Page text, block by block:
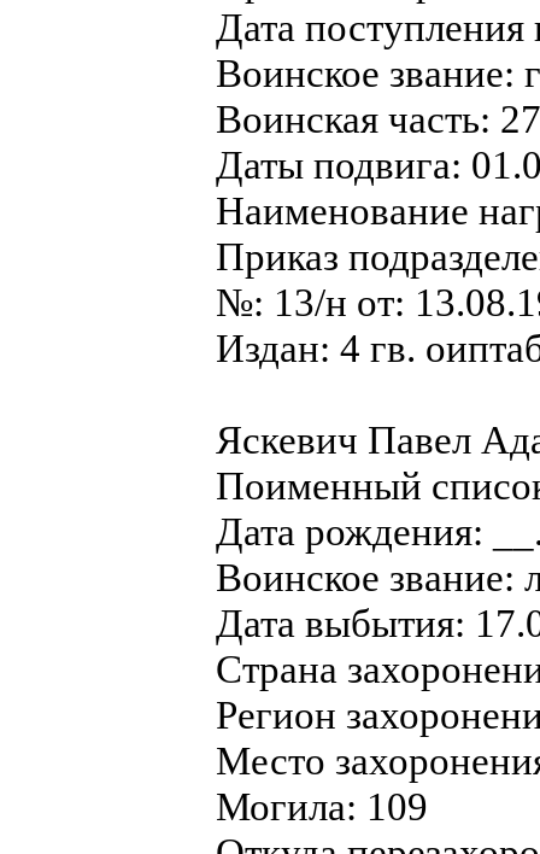
Дата
Воинское звание:
Воинская часть:
Даты подвига:
Наименование
Приказ
№: 13/н от:
Издан: 4 гв.
Яскевич Павел
Поименный
Дата рождения:
Воинское звание:
Дата выбытия:
Страна
Регион
Место
Могила: 109